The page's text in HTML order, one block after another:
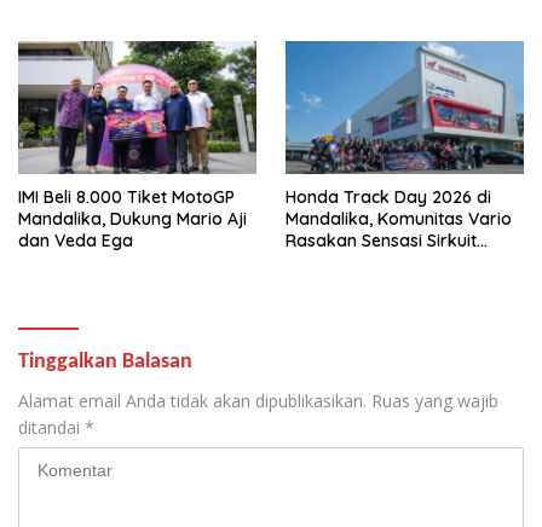
IMI Beli 8.000 Tiket MotoGP
Mandalika, Dukung Mario Aji
dan Veda Ega
Honda Track Day 2026 di
Mandalika, Komunitas Vario
Rasakan Sensasi Sirkuit
Tinggalkan Balasan
Alamat email Anda tidak akan dipublikasikan. Ruas yang wajib
ditandai *